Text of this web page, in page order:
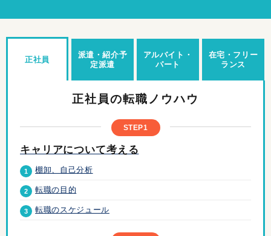
正社員
派遣・紹介予
定派遣
アルバイト・
パート
在宅・フリー
ランス
正社員の転職ノウハウ
STEP1
キャリアについて考える
1 棚卸、自己分析
2 転職の目的
3 転職のスケジュール